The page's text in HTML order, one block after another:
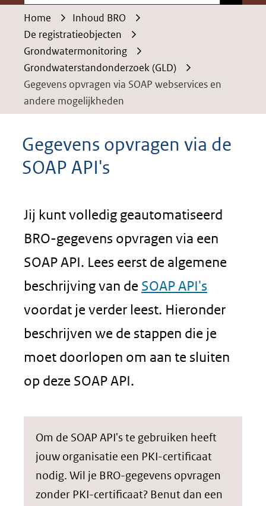
Home
Inhoud BRO
De registratieobjecten
Grondwatermonitoring
Grondwaterstandonderzoek (GLD)
Gegevens opvragen via SOAP webservices en
andere mogelijkheden
Gegevens opvragen via de
SOAP API's
Jij kunt volledig geautomatiseerd
BRO-gegevens opvragen via een
SOAP API. Lees eerst de algemene
beschrijving van de SOAP API's
voordat je verder leest. Hieronder
beschrijven we de stappen die je
moet doorlopen om aan te sluiten
op deze SOAP API.
Om de SOAP API's te gebruiken heeft
jouw organisatie een PKI-certificaat
nodig. Wil je BRO-gegevens opvragen
zonder PKI-certificaat? Benut dan een